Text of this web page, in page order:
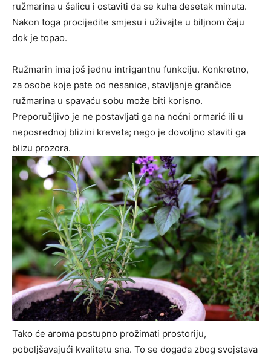
ružmarina u šalicu i ostaviti da se kuha desetak minuta.
Nakon toga procijedite smjesu i uživajte u biljnom čaju
dok je topao.
Ružmarin ima još jednu intrigantnu funkciju. Konkretno,
za osobe koje pate od nesanice, stavljanje grančice
ružmarina u spavaću sobu može biti korisno.
Preporučljivo je ne postavljati ga na noćni ormarić ili u
neposrednoj blizini kreveta; nego je dovoljno staviti ga
blizu prozora.
Tako će aroma postupno prožimati prostoriju,
poboljšavajući kvalitetu sna. To se događa zbog svojstava